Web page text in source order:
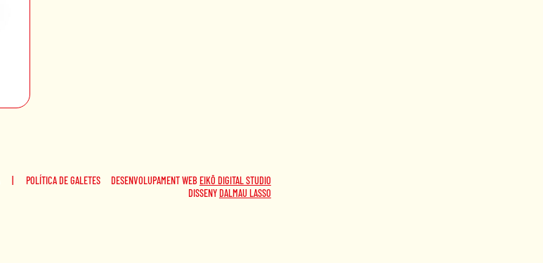
POLÍTICA DE GALETES DESENVOLUPAMENT WEB EIKŌ DIGITAL STUDIO
DISSENYDALMAU LASSO